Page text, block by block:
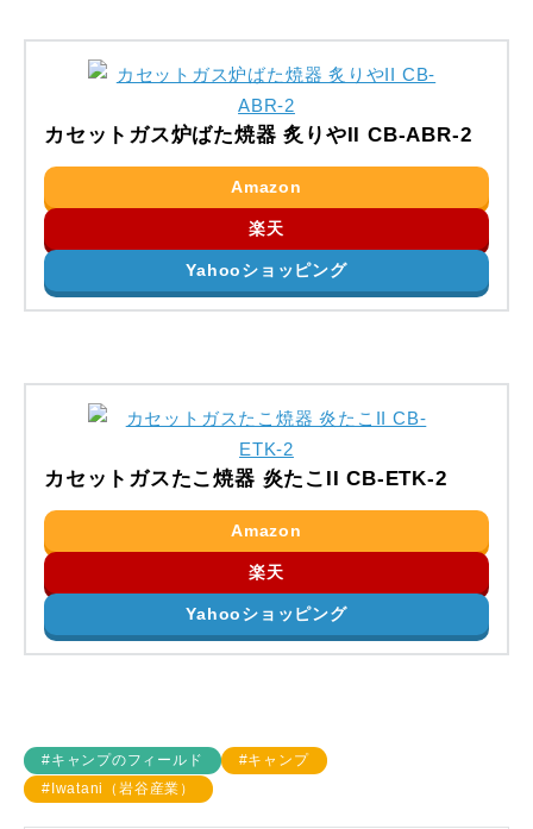
カセットガス炉ばた焼器 炙りやII CB-ABR-2
Amazon
楽天
Yahooショッピング
カセットガスたこ焼器 炎たこII CB-ETK-2
Amazon
楽天
Yahooショッピング
#キャンプのフィールド
#キャンプ
#Iwatani（岩谷産業）